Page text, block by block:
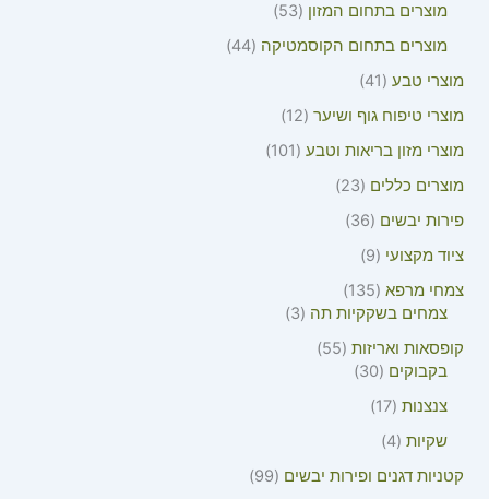
מוצרים בתחום המזון
53
מוצרים בתחום הקוסמטיקה 44
מוצרי טבע
41
מוצרי טיפוח גוף ושיער 12
מוצרי מזון בריאות וטבע
101
מוצרים כללים
23
פירות יבשים
36
ציוד מקצועי
9
צמחי מרפא 135
צמחים בשקקיות תה
3
קופסאות ואריזות 55
בקבוקים
30
צנצנות 17
שקיות 4
קטניות דגנים ופירות יבשים
99